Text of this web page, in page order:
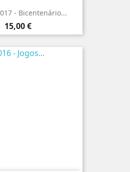
- Bicentenário...
Preço
15,00 €